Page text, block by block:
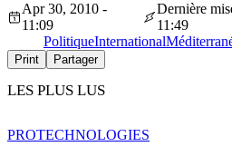
Apr 30, 2010 -
11:09
Dernière
11:49
PolitiqueInternational
Print Partager
LES PLUS LUS
PROTECHNOLOGIES